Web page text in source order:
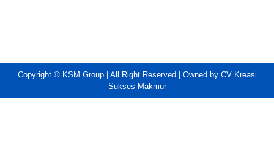
Copyright © KSM Group | All Right Reserved | Owned by CV Kreasi
Sukses Makmur